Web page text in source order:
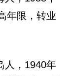
年限，转业
人，1940年